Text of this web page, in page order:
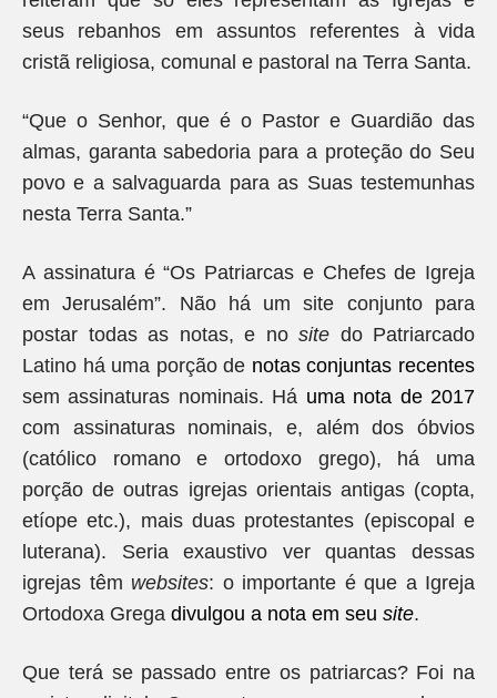
seus rebanhos em assuntos referentes à vida
cristã religiosa, comunal e pastoral na Terra Santa.
“Que o Senhor, que é o Pastor e Guardião das
almas, garanta sabedoria para a proteção do Seu
povo e a salvaguarda para as Suas testemunhas
nesta Terra Santa.”
A assinatura é “Os Patriarcas e Chefes de Igreja
em Jerusalém”. Não há um site conjunto para
postar todas as notas, e no site do Patriarcado
Latino há uma porção de notas conjuntas recentes
sem assinaturas nominais. Há uma nota de 2017
com assinaturas nominais, e, além dos óbvios
(católico romano e ortodoxo grego), há uma
porção de outras igrejas orientais antigas (copta,
etíope etc.), mais duas protestantes (episcopal e
luterana). Seria exaustivo ver quantas dessas
igrejas têm websites: o importante é que a Igreja
Ortodoxa Grega divulgou a nota em seu site.
Que terá se passado entre os patriarcas? Foi na